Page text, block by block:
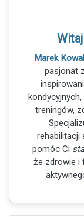
Marek
pasjonat
treningów,
rehabilitacji
pomóc Ci
że zdrowie i